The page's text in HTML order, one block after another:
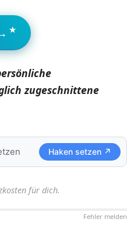
zugeschnittene
Haken setzen ↗
für dich.
Fehler melden